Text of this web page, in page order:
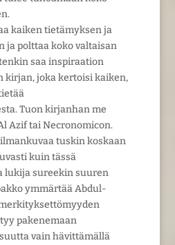
kaiken tietämyksen ja
ja polttaa koko valtaisan
saa inspiraation
kirjan, joka kertoisi kaiken,
Tuon kirjanhan me
Azif tai Necronomicon.
tuskin koskaan
kuin tässä
lukija sureekin suuren
ymmärtää Abdul-
pakenemaan
vain hävittämällä